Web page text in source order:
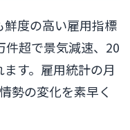
度の高い雇用指標
件超で景気減速、20
す。雇用統計の月
勢の変化を素早く